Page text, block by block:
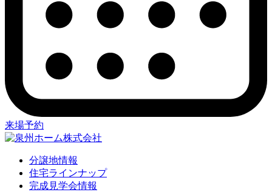
来場予約
分譲地情報
住宅ラインナップ
完成見学会情報